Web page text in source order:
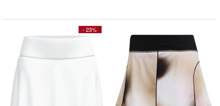
- 23%